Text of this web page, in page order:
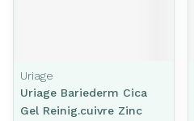
Uriage
Uriage Bariederm Cica
Gel Reinig.cuivre Zinc